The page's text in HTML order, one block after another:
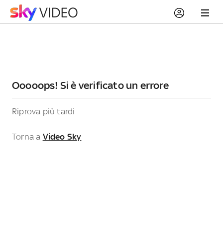
Ooooops! Si è verificato un errore
Riprova più tardi
Torna a Video Sky